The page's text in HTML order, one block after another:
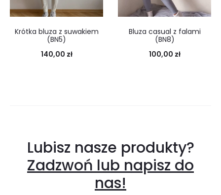
Krótka bluza z suwakiem
(BN5)
140,00 zł
Bluza casual z falami
(BN8)
100,00 zł
Lubisz nasze produkty?
Zadzwoń lub napisz do
nas!